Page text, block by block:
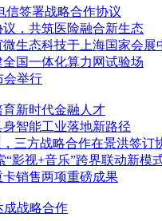
信签署战略合作协议
，共筑医险融合新生态
生态科技于上海国家会展
国一体化算力网试验场
会举行
新时代金融人才
智能工业落地新路径
三方战略合作在景洪签订
影视+音乐”跨界联动新模
销售两项重磅成果
成战略合作